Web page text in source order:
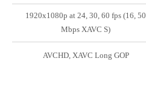
1920x1080p at 24, 30, 60 fps (16, 50
Mbps XAVC S)
AVCHD, XAVC Long GOP